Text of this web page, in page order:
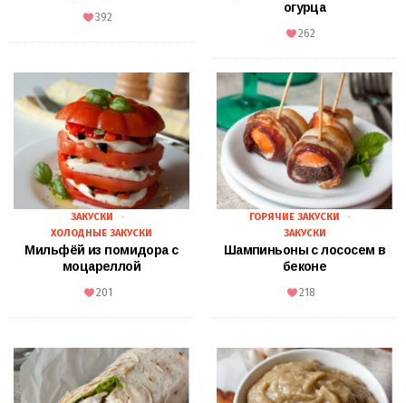
392
огурца
262
ЗАКУСКИ
ХОЛОДНЫЕ ЗАКУСКИ
Мильфёй из помидора с
моцареллой
201
ГОРЯЧИЕ ЗАКУСКИ
ЗАКУСКИ
Шампиньоны с лососем в
беконе
218